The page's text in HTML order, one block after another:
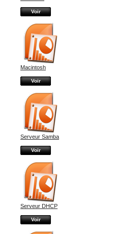
Voir
Macintosh
Voir
Serveur Samba
Voir
Serveur DHCP
Voir